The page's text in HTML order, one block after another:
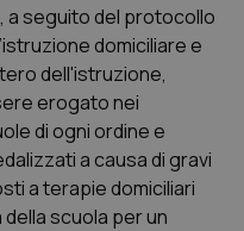
a seguito del protocollo
domiciliare e
dell'istruzione,
erogato nei
di ogni ordine e
a causa di gravi
a terapie domiciliari
scuola per un